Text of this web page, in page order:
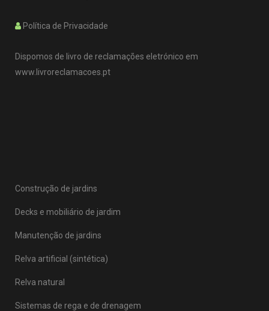
Política de Privacidade
Dispomos de livro de reclamações eletrónico em
www.livroreclamacoes.pt
Construção de jardins
Decks e mobiliário de jardim
Manutenção de jardins
Relva artificial (sintética)
Relva natural
Sistemas de rega e de drenagem